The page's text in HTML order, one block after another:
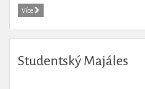
Více
Studentský Majáles